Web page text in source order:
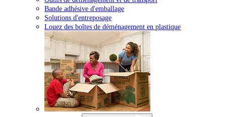
Bande adhésive d'emballage
Solutions d'entreposage
Louez des boîtes de déménagement en plastique